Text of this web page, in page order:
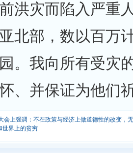
洪灾而陷入严重
北部，数以百万
。我向所有受灾
、并保证为他们
会上强调：不在政策与经济上做道德性的改变，
世界上的贫穷